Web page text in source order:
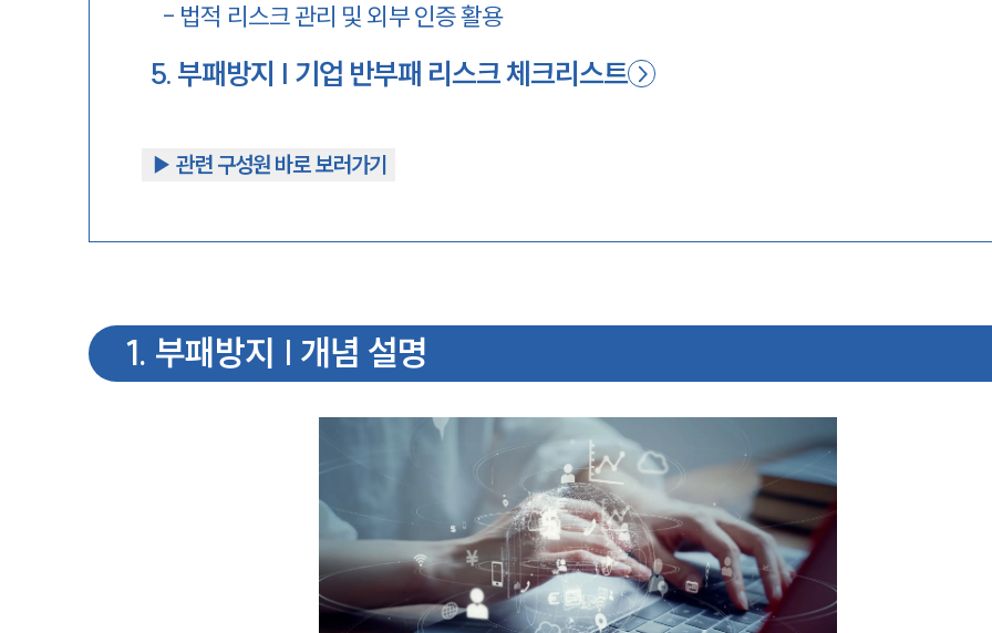
- 법적 리스크 관리 및 외부 인증 활용
5. 부패방지 | 기업 반부패 리스크 체크리스트
▶︎ 관련 구성원 바로 보러가기
1. 부패방지 | 개념 설명